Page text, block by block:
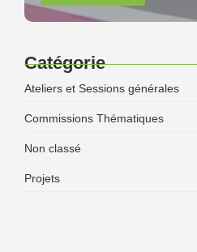
Catégorie
Ateliers et Sessions générales
Commissions Thématiques
Non classé
Projets